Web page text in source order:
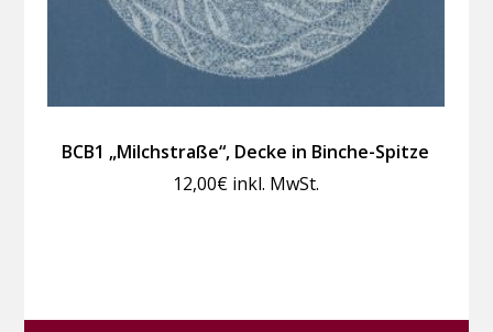
BCB1 „Milchstraße“, Decke in Binche-Spitze
12,00€ inkl. MwSt.